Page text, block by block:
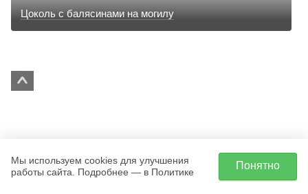
Цоколь с балясинами на могилу
Элитный мемориальный комплекс с
Мы используем cookies для улучшения
работы сайта. Подробнее — в Политике
Понятно